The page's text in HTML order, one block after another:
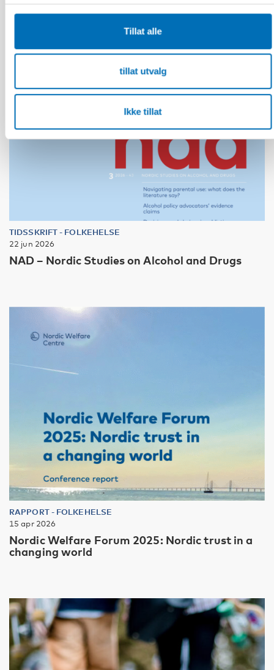
Tillat alle
tillat utvalg
Ikke tillat
TIDSSKRIFT- FOLKEHELSE
22 jun 2026
NAD – Nordic Studies on Alcohol and Drugs
RAPPORT- FOLKEHELSE
15 apr 2026
Nordic Welfare Forum 2025: Nordic trust in a
changing world